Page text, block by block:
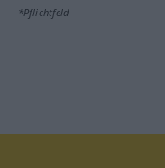
*Pflichtfeld